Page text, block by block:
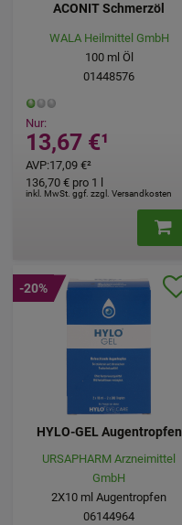
ACONIT Schmerzöl
WALA Heilmittel GmbH
100ml Öl
01448576
Nur:
13,67 €¹
AVP:17,09 €²
inkl. MwSt. ggf. zzgl. Versandkosten
136,70 € pro 1 l
HYLO-GEL Augentropfen
URSAPHARM Arzneimittel
GmbH
2X10 ml Augentropfen
06144964
-20%